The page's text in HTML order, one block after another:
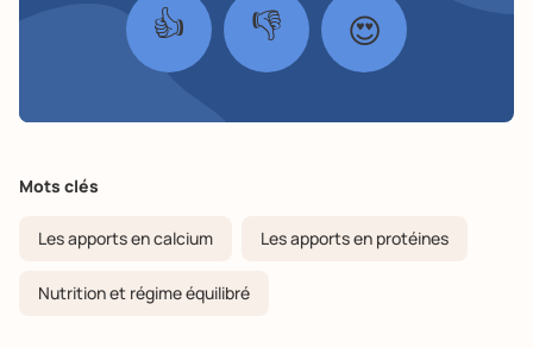
👍 👎 😍
Mots clés
Les apports en calcium Les apports en protéines
Nutrition et régime équilibré